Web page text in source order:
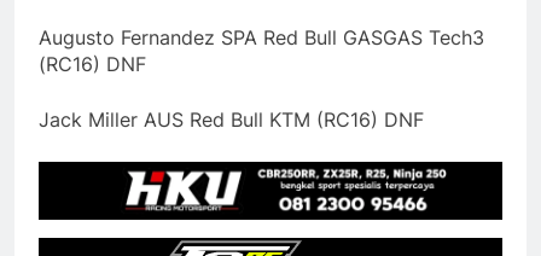
Augusto Fernandez SPA Red Bull GASGAS Tech3
(RC16) DNF
Jack Miller AUS Red Bull KTM (RC16) DNF